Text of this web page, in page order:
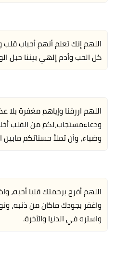
اللهم إنك تعلم أنهم أحباب
كل الحب وأدم إلهي بيننا حبل
اللهم ارزقنا وإياهم مغفرة بلا
ودعاءمستجاب،لكم من القلب
وضياء، وأن تملأ حسناتكم
اللهم أفرح برحمتك قلبا
واغفر بجودك ماكان من ذنبه،
واستره في الدنيا والآخرة.